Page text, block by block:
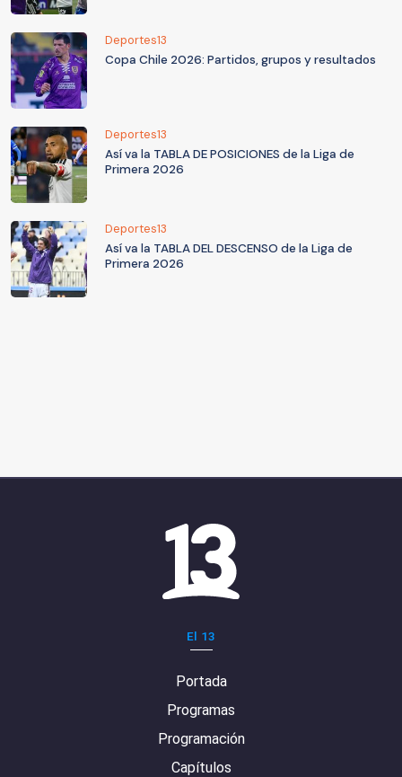
Deportes13
Copa Chile 2026: Partidos, grupos y resultados
Deportes13
Así va la TABLA DE POSICIONES de la Liga de
Primera 2026
Deportes13
Así va la TABLA DEL DESCENSO de la Liga de
Primera 2026
El 13
Portada
Programas
Programación
Capítulos